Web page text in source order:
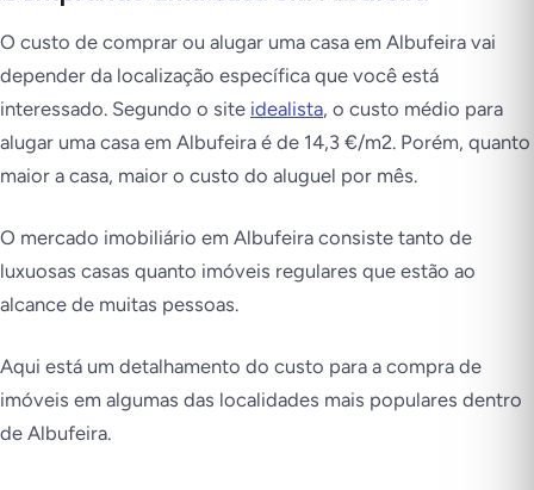
O custo de comprar ou alugar uma casa em Albufeira vai
depender da localização específica que você está
interessado. Segundo o site idealista, o custo médio para
alugar uma casa em Albufeira é de 14,3 €/m2. Porém, quanto
maior a casa, maior o custo do aluguel por mês.
O mercado imobiliário em Albufeira consiste tanto de
luxuosas casas quanto imóveis regulares que estão ao
alcance de muitas pessoas.
Aqui está um detalhamento do custo para a compra de
imóveis em algumas das localidades mais populares dentro
de Albufeira.